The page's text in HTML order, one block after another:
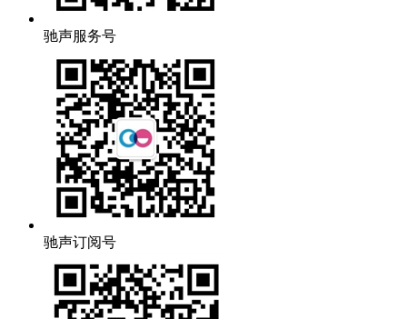
驰声服务号
驰声订阅号